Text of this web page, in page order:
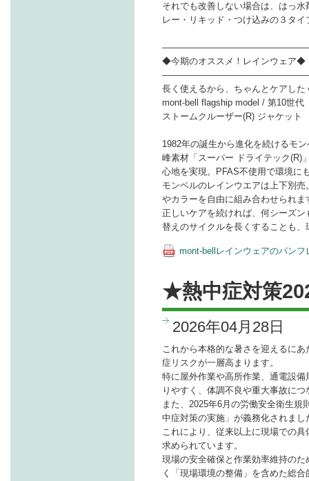
それでも改善しない場合は、はっ
レー・リキッド・つけ込みの３タ
◆今期のオススメ！レインウェア◆
長く使えるから、ちゃんとケアした
mont-bell flagship model / 第10世代
ストームクルーザー(R) ジャケット
1982年の誕生から進化を続けるモ
峰素材「スーパー ドライテック(R)
心地を実現。PFAS不使用で環境に
モンベルのレインウエアは上下別
やカラーを自由に組み合わせられま
正しいケアを続ければ、何シーズ
替えのサイクルを長くすることも
mont-bellレインウェアのパンフ
★熱中症対策
2026年04月28日
これから本格的な暑さを迎えるに
症リスクが一層高まります。
特に屋外作業や高所作業、通電設
りやすく、体調不良や重大事故に
また、2025年6月の労働安全衛生規
中症対策の実施」が義務化されまし
これにより、従来以上に現場での
求められています。
現場の安全確保と作業効率維持の
く「現場環境の整備」を含めた総